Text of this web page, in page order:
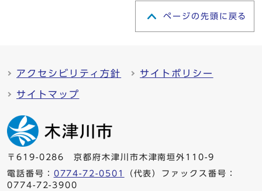
ページの先頭に戻る
アクセシビリティ方針 サイトポリシー
サイトマップ
〒619-0286 京都府木津川市木津南垣外110-9
電話番号： 0774-72-0501
（代表）ファックス番号：
0774-72-3900